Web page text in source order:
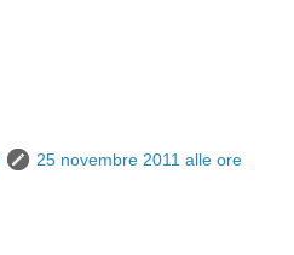
25 novembre 2011 alle ore